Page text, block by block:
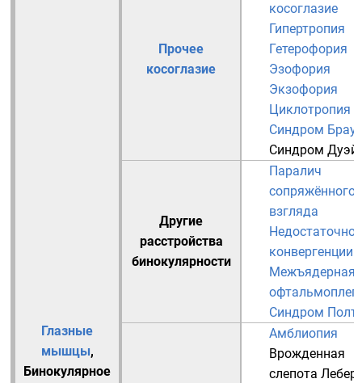
Глазные
мышцы,
Бинокулярное
Прочее
косоглазие
косоглазие
Гипертропия
Гетерофория
Эзофория
Экзофория
Циклотропия
Синдром
Синдром
Другие
расстройства
бинокулярности
Паралич
сопряжённого
взгляда
конвергенции
Межъядерная
Синдром
Амблиопия
Врожденная
слепота